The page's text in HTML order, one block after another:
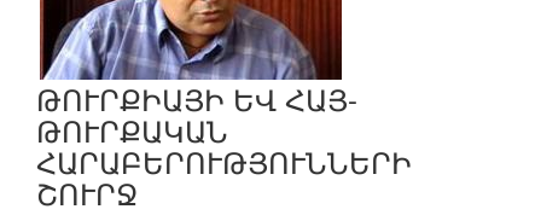
ԹՈՒՐՔԻԱՅԻ ԵՎ ՀԱՅ-
ԹՈՒՐՔԱԿԱՆ
ՀԱՐԱԲԵՐՈՒԹՅՈՒՆՆԵՐԻ
ՇՈՒՐՋ